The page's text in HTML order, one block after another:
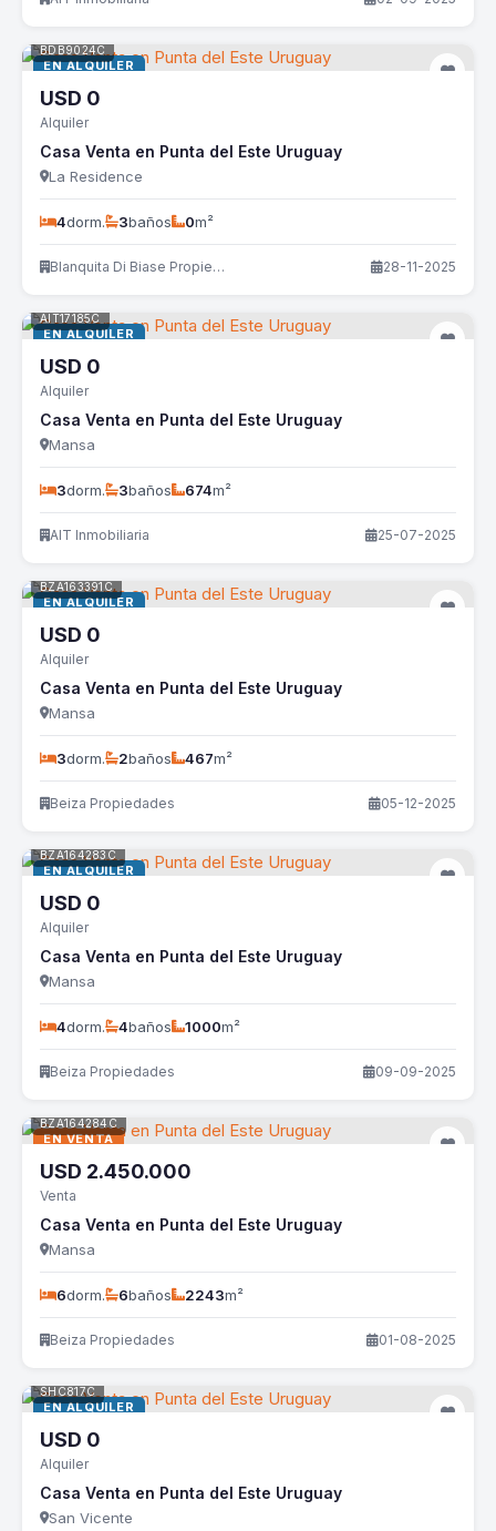
EN ALQUILER
BDB9024C
USD 0
Alquiler
Casa Venta en Punta del Este Uruguay
La Residence
4dorm. 3baños 0m²
Blanquita Di Biase Propiedades 28-11-2025
EN ALQUILER
AIT17185C
USD 0
Alquiler
Casa Venta en Punta del Este Uruguay
Mansa
3dorm. 3baños 674m²
AIT Inmobiliaria 25-07-2025
EN ALQUILER
BZA163391C
USD 0
Alquiler
Casa Venta en Punta del Este Uruguay
Mansa
3dorm. 2baños 467m²
Beiza Propiedades 05-12-2025
EN ALQUILER
BZA164283C
USD 0
Alquiler
Casa Venta en Punta del Este Uruguay
Mansa
4dorm. 4baños 1000m²
Beiza Propiedades 09-09-2025
EN VENTA
BZA164284C
USD 2.450.000
Venta
Casa Venta en Punta del Este Uruguay
Mansa
6dorm. 6baños 2243m²
Beiza Propiedades 01-08-2025
EN ALQUILER
SHC817C
USD 0
Alquiler
Casa Venta en Punta del Este Uruguay
San Vicente